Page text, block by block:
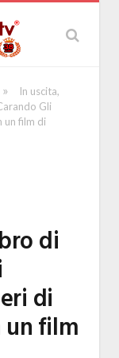
»
In uscita,
Gli
un film di
di
di
film